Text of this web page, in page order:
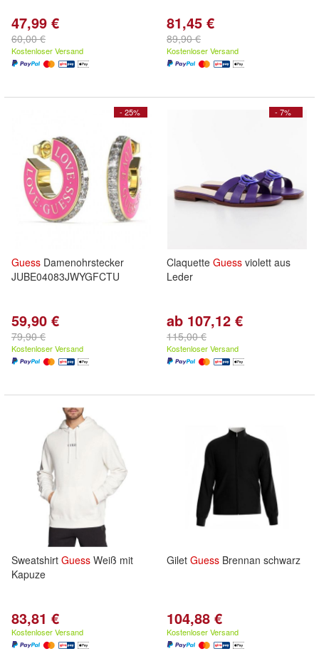
47,99 €
60,00 €
Kostenloser Versand
81,45 €
89,90 €
Kostenloser Versand
- 25%
Guess Damenohrstecker
JUBE04083JWYGFCTU
59,90 €
79,90 €
Kostenloser Versand
- 7%
Claquette Guess violett aus
Leder
ab 107,12 €
115,00 €
Kostenloser Versand
Sweatshirt Guess Weiß mit
Kapuze
83,81 €
Kostenloser Versand
Gilet Guess Brennan schwarz
104,88 €
Kostenloser Versand